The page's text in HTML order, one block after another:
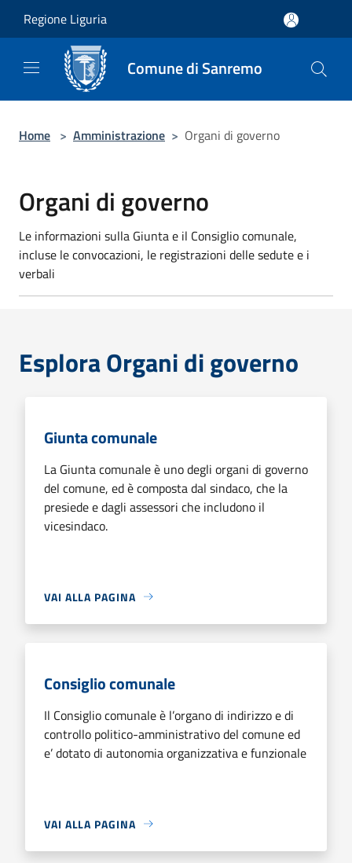
Regione Liguria
Comune di Sanremo
Home > Amministrazione > Organi di governo
Organi di governo
Le informazioni sulla Giunta e il Consiglio comunale,
incluse le convocazioni, le registrazioni delle sedute e i
verbali
Esplora Organi di governo
Giunta comunale
La Giunta comunale è uno degli organi di governo
del comune, ed è composta dal sindaco, che la
presiede e dagli assessori che includono il
vicesindaco.
VAI ALLA PAGINA
Consiglio comunale
Il Consiglio comunale è l’organo di indirizzo e di
controllo politico-amministrativo del comune ed
e’ dotato di autonomia organizzativa e funzionale
VAI ALLA PAGINA